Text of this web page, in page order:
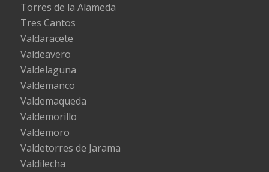
Torres de la Alameda
Tres Cantos
Valdaracete
Valdeavero
Valdelaguna
Valdemanco
Valdemaqueda
Valdemorillo
Valdemoro
Valdetorres de Jarama
Valdilecha